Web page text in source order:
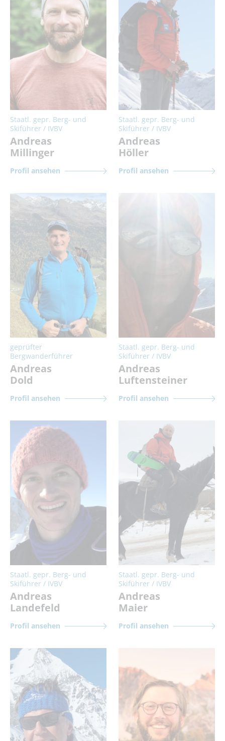
Staatl. gepr. Berg- und
Skiführer / IVBV
Andreas
Millinger
Profil ansehen
Staatl. gepr. Berg- und
Skiführer / IVBV
Andreas
Höller
Profil ansehen
geprüfter
Bergwanderführer
Andreas
Dold
Profil ansehen
Staatl. gepr. Berg- und
Skiführer / IVBV
Andreas
Luftensteiner
Profil ansehen
Staatl. gepr. Berg- und
Skiführer / IVBV
Andreas
Landefeld
Profil ansehen
Staatl. gepr. Berg- und
Skiführer / IVBV
Andreas
Maier
Profil ansehen